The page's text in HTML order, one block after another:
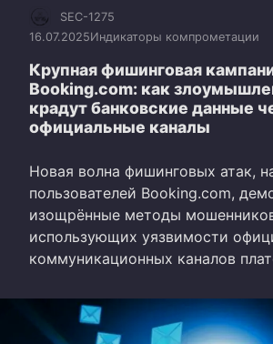
SEC-1275
16.07.2025Индикаторы компрометации
Крупная фишинговая
Booking.com: как
крадут банковские данные
официальные каналы
Новая волна фишинговых атак,
пользователей Booking.com,
изощрённые методы
использующих уязвимости
коммуникационных каналов